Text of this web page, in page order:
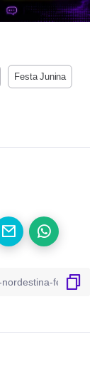
Festa Junina